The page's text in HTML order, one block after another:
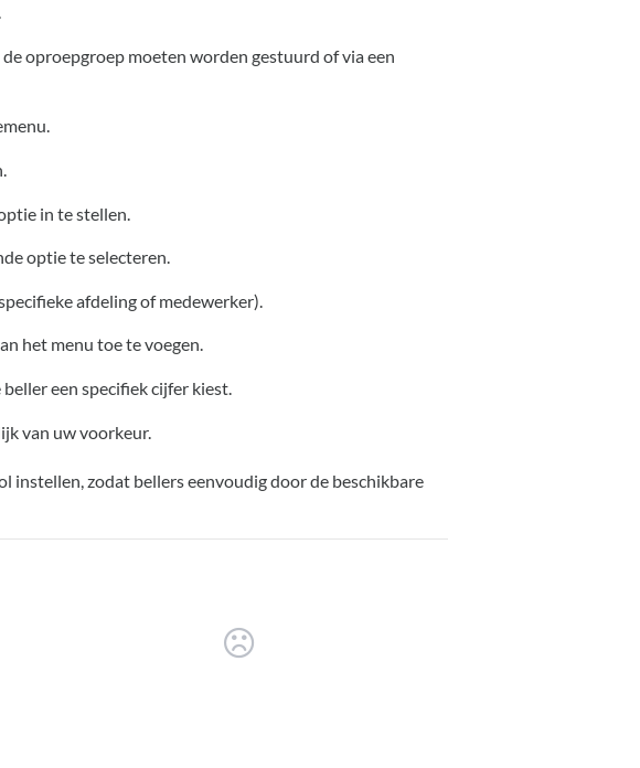
oproepgroep moeten worden gestuurd of via een
in te stellen.
optie te selecteren.
afdeling of medewerker).
het menu toe te voegen.
een specifiek cijfer kiest.
van uw voorkeur.
instellen, zodat bellers eenvoudig door de beschikbare